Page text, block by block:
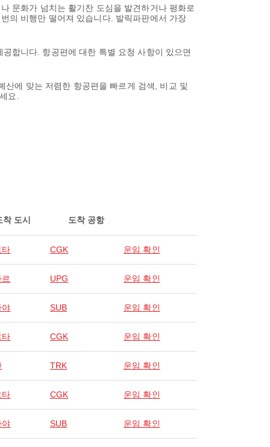
문화가 넘치는 활기찬 도심을 발견하거나 평화로
의 비행만 떨어져 있습니다. 발릭파판에서 가장
합니다. 항공편에 대한 특별 요청 사항이 있으면
에 맞는 저렴한 항공편을 빠르게 검색, 비교 및
요.
착 도시 도착 공항
타 CGK 운임 확인
UPG 운임 확인
야 SUB 운임 확인
타 CGK 운임 확인
TRK 운임 확인
타 CGK 운임 확인
야 SUB 운임 확인